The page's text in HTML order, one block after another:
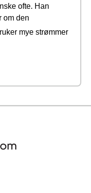
ofte. Han
om den
mye strømmer